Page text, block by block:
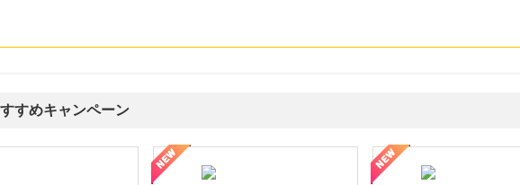
すめキャンペーン
価買取を実現！ブランド品・貴金属の無料査定
ァビウス公式EC】すべての女性を美しくをテーマにした商品で女性の美を応援しています